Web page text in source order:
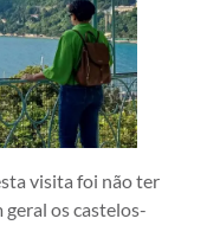
visita foi não ter
geral os castelos-